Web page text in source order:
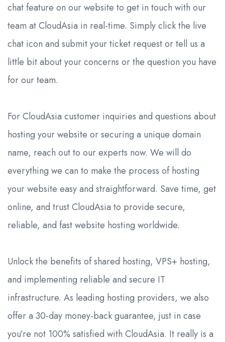
chat feature on our website to get in touch with our
team at CloudAsia in real-time. Simply click the live
chat icon and submit your ticket request or tell us a
little bit about your concerns or the question you have
for our team.
For CloudAsia customer inquiries and questions about
hosting your website or securing a unique domain
name, reach out to our experts now. We will do
everything we can to make the process of hosting
your website easy and straightforward. Save time, get
online, and trust CloudAsia to provide secure,
reliable, and fast website hosting worldwide.
Unlock the benefits of shared hosting, VPS+ hosting,
and implementing reliable and secure IT
infrastructure. As leading hosting providers, we also
offer a 30-day money-back guarantee, just in case
you’re not 100% satisfied with CloudAsia. It really is a